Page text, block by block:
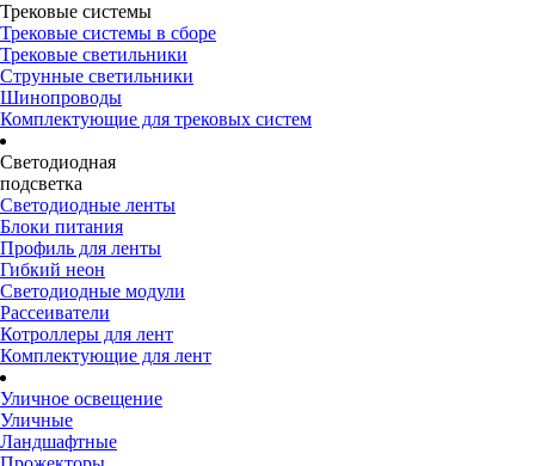
Трековые системы
Трековые системы в сборе
Трековые светильники
Струнные светильники
Шинопроводы
Комплектующие для трековых систем
Светодиодная
подсветка
Светодиодные ленты
Блоки питания
Профиль для ленты
Гибкий неон
Светодиодные модули
Рассеиватели
Котроллеры для лент
Комплектующие для лент
Уличное освещение
Уличные
Ландшафтные